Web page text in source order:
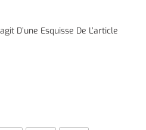
D’une Esquisse De L’article